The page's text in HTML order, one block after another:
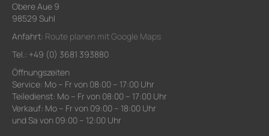
Obere Aue 9
98529 Suhl
Anfahrt: Route planen mit Google Maps
Tel.: +49 (0) 3681 393880
Öffnungszeiten
Service: Mo – Fr von 08:00 – 17:00 Uhr
Teiledienst: Mo – Fr von 08:00 – 17:00 Uhr
Verkauf: Mo – Fr von 09:00 – 18:00 Uhr
und Sa von 09:00 – 12:00 Uhr